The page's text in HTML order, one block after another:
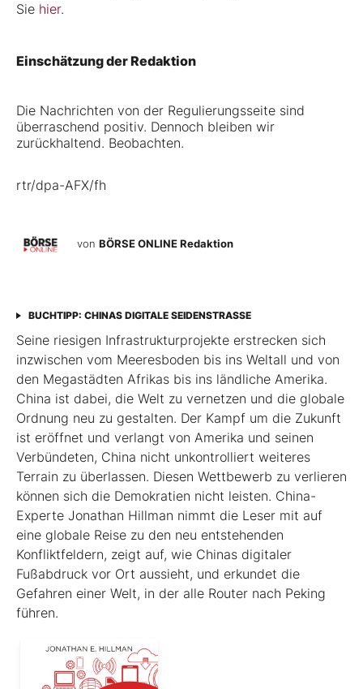
Sie hier.
Einschätzung der Redaktion
Die Nachrichten von der Regulierungsseite sind
überraschend positiv. Dennoch bleiben wir
zurückhaltend. Beobachten.
rtr/dpa-AFX/fh
von BÖRSE ONLINE Redaktion
BUCHTIPP: CHINAS DIGITALE SEIDENSTRASSE
Seine riesigen Infrastrukturprojekte erstrecken sich
inzwischen vom Meeresboden bis ins Weltall und von
den Megastädten Afrikas bis ins ländliche Amerika.
China ist dabei, die Welt zu vernetzen und die globale
Ordnung neu zu gestalten. Der Kampf um die Zukunft
ist eröffnet und verlangt von Amerika und seinen
Verbündeten, China nicht unkontrolliert weiteres
Terrain zu überlassen. Diesen Wettbewerb zu verlieren
können sich die Demokratien nicht leisten. China-
Experte Jonathan Hillman nimmt die Leser mit auf
eine globale Reise zu den neu entstehenden
Konfliktfeldern, zeigt auf, wie Chinas digitaler
Fußabdruck vor Ort aussieht, und erkundet die
Gefahren einer Welt, in der alle Router nach Peking
führen.